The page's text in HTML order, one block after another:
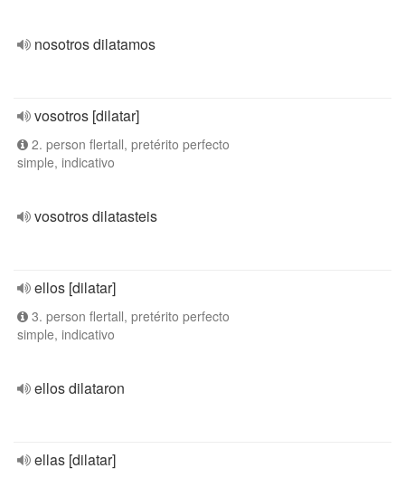
nosotros dilatamos
vosotros [dilatar]
2. person flertall, pretérito perfecto
simple, indicativo
vosotros dilatasteis
ellos [dilatar]
3. person flertall, pretérito perfecto
simple, indicativo
ellos dilataron
ellas [dilatar]